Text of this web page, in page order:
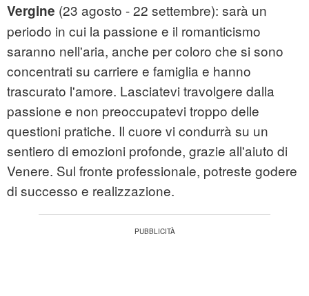
Vergine (23 agosto - 22 settembre): sarà un
periodo in cui la passione e il romanticismo
saranno nell'aria, anche per coloro che si sono
concentrati su carriere e famiglia e hanno
trascurato l'amore. Lasciatevi travolgere dalla
passione e non preoccupatevi troppo delle
questioni pratiche. Il cuore vi condurrà su un
sentiero di emozioni profonde, grazie all'aiuto di
Venere. Sul fronte professionale, potreste godere
di successo e realizzazione.